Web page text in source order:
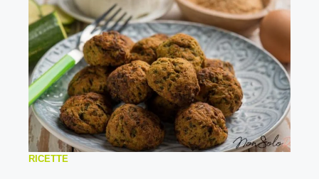
RICETTE